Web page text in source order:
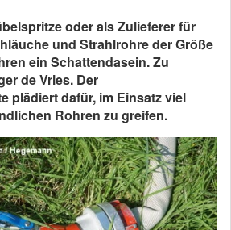
oder als Zulieferer für
und Strahlrohre der Größe
ein Schattendasein. Zu
de Vries. Der
plädiert dafür, im Einsatz viel
Rohren zu greifen.